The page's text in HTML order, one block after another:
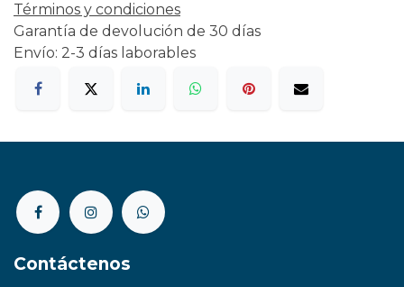
Términos y condiciones
Garantía de devolución de 30 días
Envío: 2-3 días laborables
Contáctenos